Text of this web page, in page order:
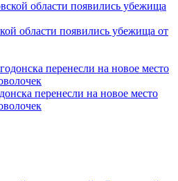
области появились убежища от
перенесли на новое место